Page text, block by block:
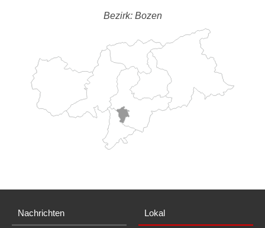
Bezirk: Bozen
Nachrichten Lokal